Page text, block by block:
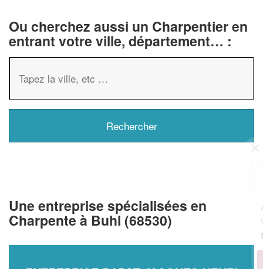
Ou cherchez aussi un Charpentier en
entrant votre ville, département… :
Une entreprise spécialisées en
Charpente à Buhl (68530)
✕
Augmentez votrechiffre d'affaires
vosmargestout en gagnant de
!